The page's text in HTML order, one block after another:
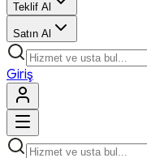
Teklif Al
Satın Al
Giriş